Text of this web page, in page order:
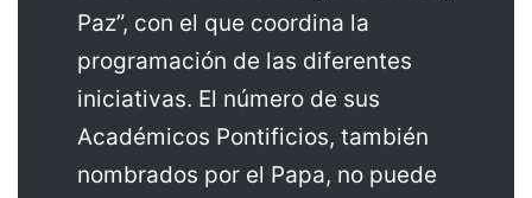
Paz”, con el que coordina la
programación de las diferentes
iniciativas. El número de sus
Académicos Pontificios, también
nombrados por el Papa, no puede